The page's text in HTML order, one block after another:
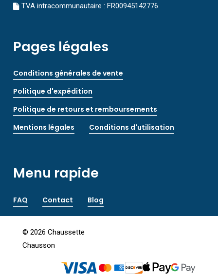
TVA intracommunautaire : FR00945142776
Pages légales
Conditions générales de vente
Politique d'expédition
Politique de retours et remboursements
Mentions légales
Conditions d'utilisation
Menu rapide
FAQ Contact Blog
©2026 Chaussette
Chausson